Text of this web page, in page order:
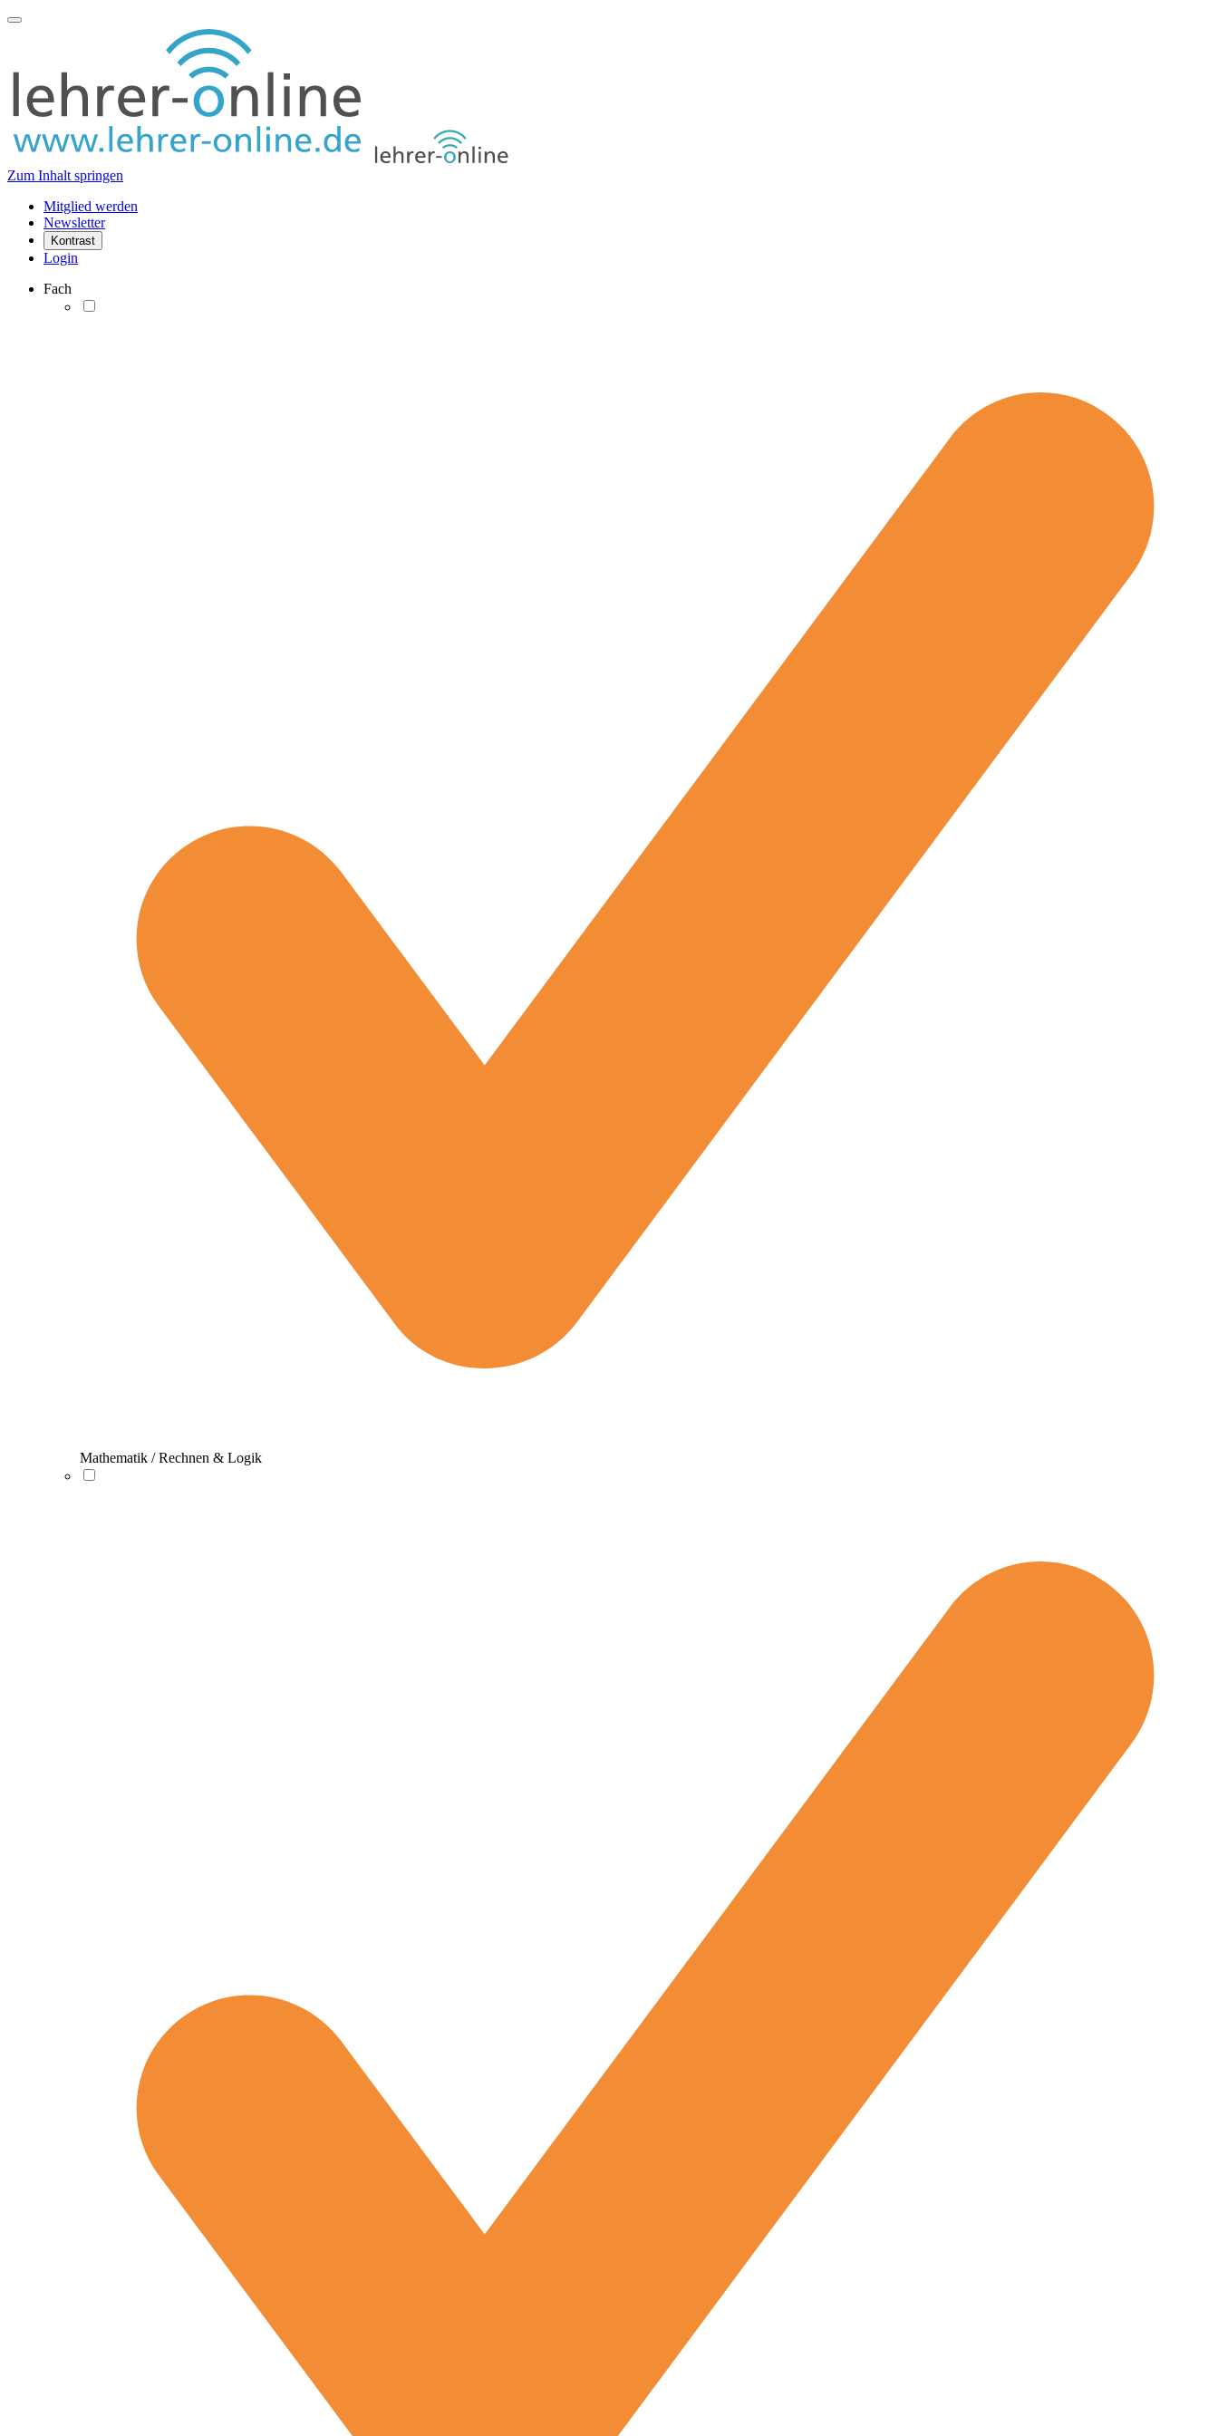
Zum Inhalt springen
Mitglied werden
Newsletter
Kontrast
Login
Fach
Mathematik / Rechnen & Logik